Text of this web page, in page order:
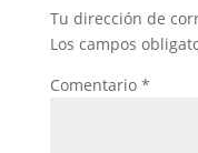
Tu dirección de
Los campos
Comentario *